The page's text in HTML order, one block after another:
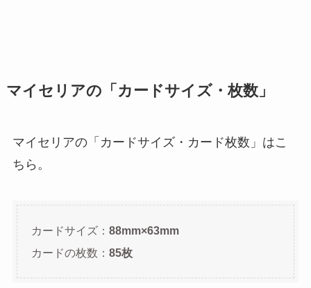
マイセリアの「カードサイズ・枚数」
マイセリアの「カードサイズ・カード枚数」はこ
ちら。
カードサイズ： 88mm×63mm
カードの枚数： 85枚